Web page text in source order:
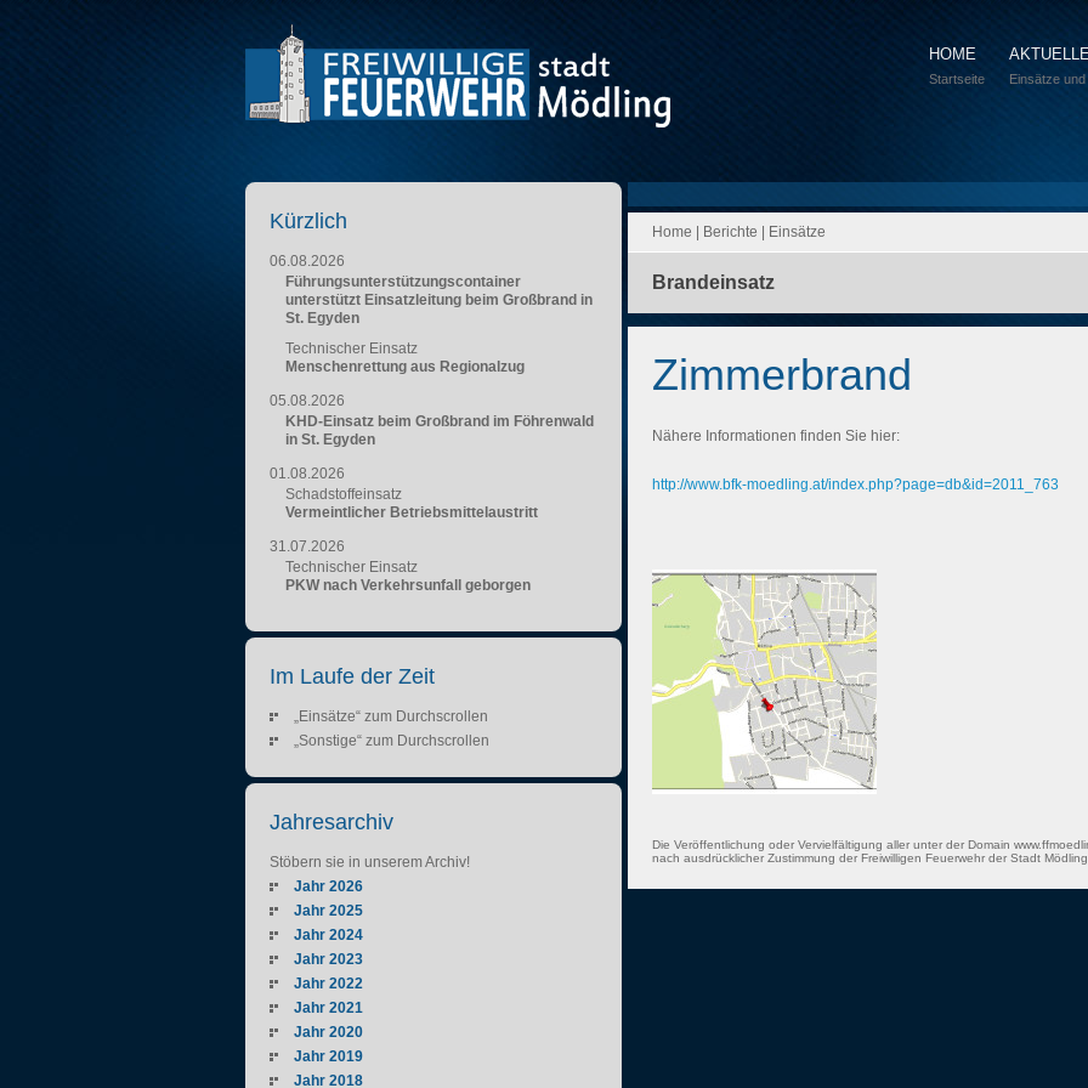
HOME
Startseite Einsätze
Home Berichte Einsätze
Brandeinsatz
Zimmerbrand
Nähere Informationen finden Sie hier:
http://www.bfk-moedling.at/index.php?page=db&id=2011_763
Die Veröffentlichung oder Vervielfältigung aller unter der Domain
nach ausdrücklicher Zustimmung der Freiwilligen Feuerwehr der Stadt
Kürzlich
06.08.2026
Führungsunterstützungscontainer
unterstützt Einsatzleitung beim Großbrand in
St. Egyden
Technischer Einsatz
Menschenrettung aus Regionalzug
05.08.2026
KHD-Einsatz beim Großbrand im Föhrenwald
in St. Egyden
01.08.2026
Schadstoffeinsatz
Vermeintlicher Betriebsmittelaustritt
31.07.2026
Technischer Einsatz
PKW nach Verkehrsunfall geborgen
Im Laufe der Zeit
„Einsätze“ zum Durchscrollen
„Sonstige“ zum Durchscrollen
Jahresarchiv
Stöbern sie in unserem Archiv!
Jahr 2026
Jahr 2025
Jahr 2024
Jahr 2023
Jahr 2022
Jahr 2021
Jahr 2020
Jahr 2019
Jahr 2018